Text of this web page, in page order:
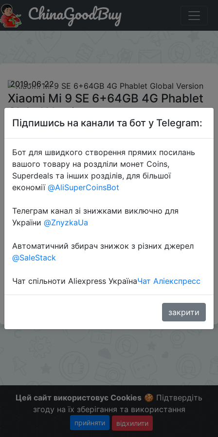
Купити на розпродажі Xiaomi Mi 9 SE 6+64GB 4G
Phablet Global Version
ChinaGoodBuy
2019-06-22
Xiaomi Mi 9 SE 6+64GB 4G Phablet
Global Version
$255.99
Sale
Ниже цены не было.
Цей сайт використовує Cookies 🍪 Підтвердіть
згоду на їх зберігання та використання
прийняти відхилити
Підпишись на канали та бот у Telegram:
Бот для швидкого створення прямих посилань
вашого товару на роздліли монет Coins,
Superdeals та інших розділів, для більшої
економії @AliSuperCoinsBot
Телеграм канал зі знижками виключно для
України @ZnyzkaUa
Автоматичний збирач знижок з різних джерел
@SaleStack
Чат спільноти Aliexpress УкраїнаЧат Аліекспресс
закрити